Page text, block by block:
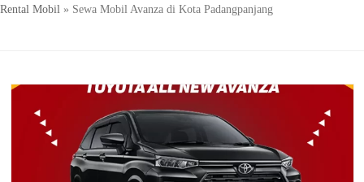
Rental Mobil » Sewa Mobil Avanza di Kota Padangpanjang